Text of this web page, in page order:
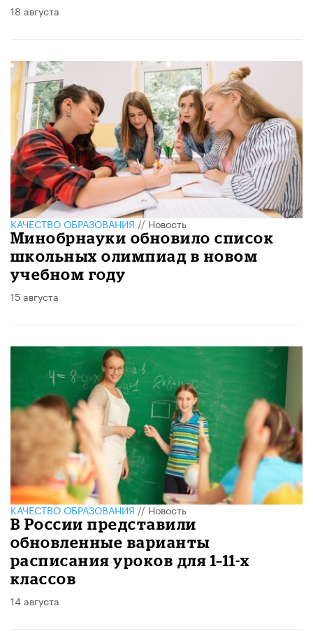
18 августа
КАЧЕСТВО ОБРАЗОВАНИЯ//Новость
Минобрнауки обновило список
школьных олимпиад в новом
учебном году
15 августа
КАЧЕСТВО ОБРАЗОВАНИЯ//Новость
В России представили
обновленные варианты
расписания уроков для 1–11-х
классов
14 августа